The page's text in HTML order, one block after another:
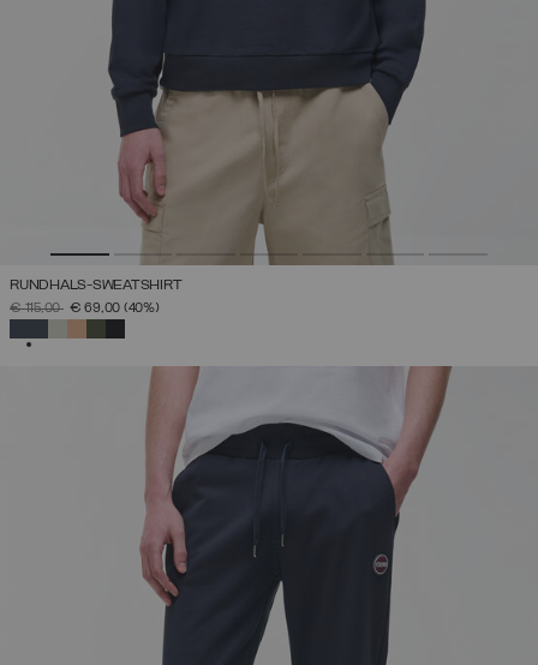
RUNDHALS-SWEATSHIRT
PREIS REDUZIERT VON
€ 115,00AUF
€ 69,00 (40%)